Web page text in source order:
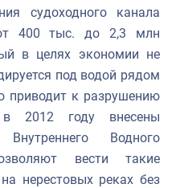
судоходного канала
400 тыс. до 2,3 млн
в целях экономии не
под водой рядом
приводит к разрушению
2012 году внесены
Водного
вести такие
нерестовых реках без